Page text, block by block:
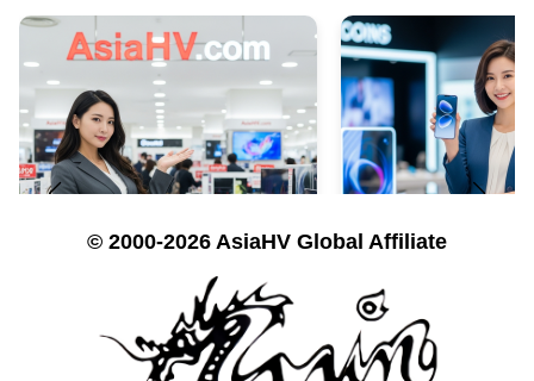
© 2000-2026 AsiaHV Global Affiliate